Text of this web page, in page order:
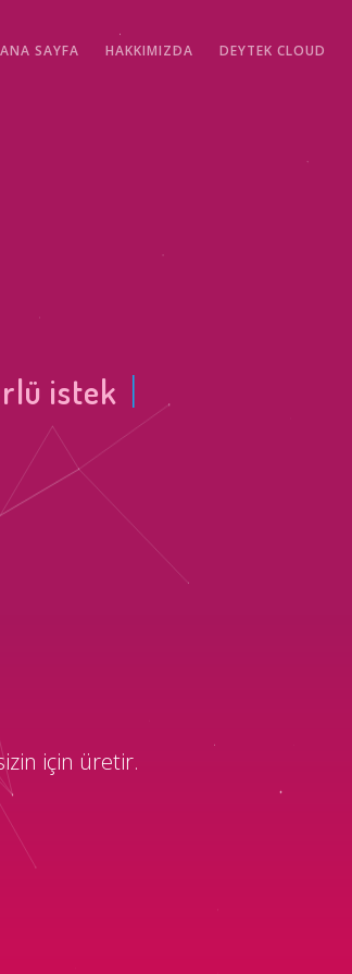
ANA SAYFA HAKKIMIZDA DEYTEK CLOUD
ve ih
için üretir.